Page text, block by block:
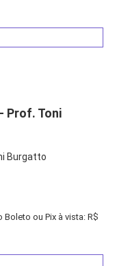
Prof. Toni
Burgatto
ou Pix à vista: R$